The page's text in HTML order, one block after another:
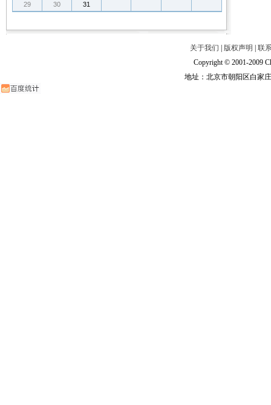
29
30 31
关于我们 版权声明
联
Copyright © 2001-2009
地址：北京市朝阳区白家